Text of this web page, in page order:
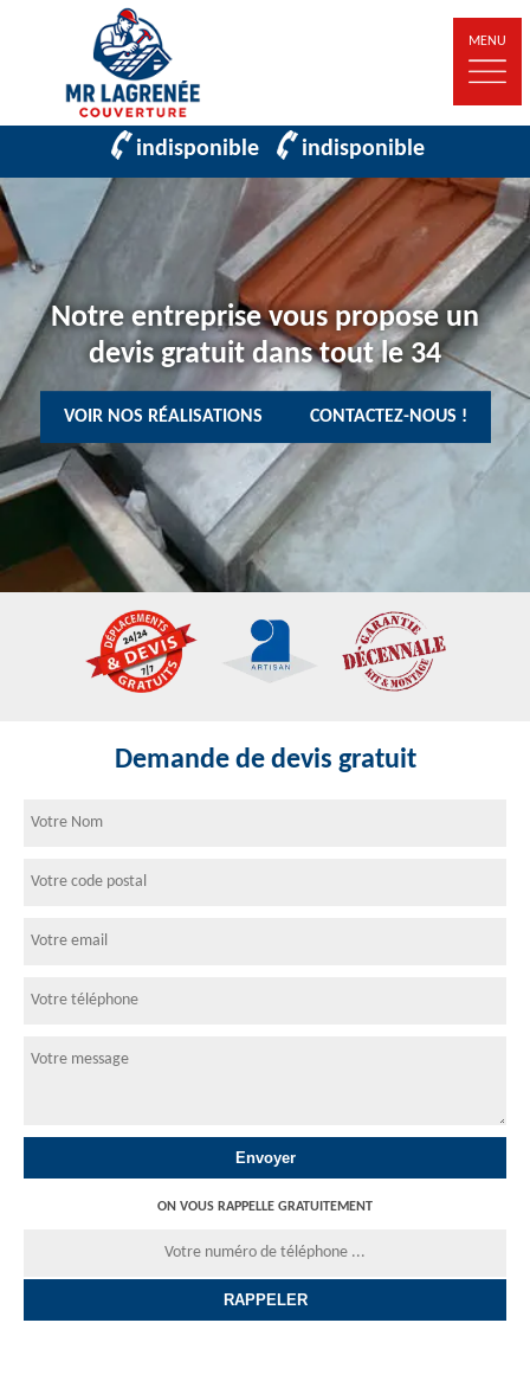
MENU
indisponible indisponible
Notre entreprise vous propose un
devis gratuit dans tout le 34
VOIR NOS RÉALISATIONS CONTACTEZ-NOUS !
Demande de devis gratuit
ON VOUS RAPPELLE GRATUITEMENT